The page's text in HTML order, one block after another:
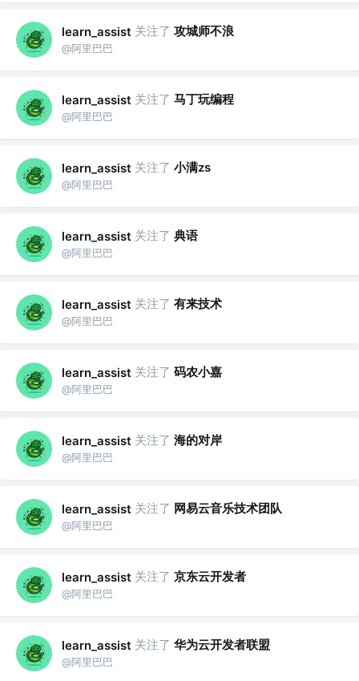
learn_assist 关注了 攻城师不浪
@阿里巴巴
learn_assist 关注了 马丁玩编程
@阿里巴巴
learn_assist 关注了 小满zs
@阿里巴巴
learn_assist 关注了 典语
@阿里巴巴
learn_assist 关注了 有来技术
@阿里巴巴
learn_assist 关注了 码农小嘉
@阿里巴巴
learn_assist 关注了 海的对岸
@阿里巴巴
learn_assist 关注了 网易云音乐技术团队
@阿里巴巴
learn_assist 关注了 京东云开发者
@阿里巴巴
learn_assist 关注了 华为云开发者联盟
@阿里巴巴